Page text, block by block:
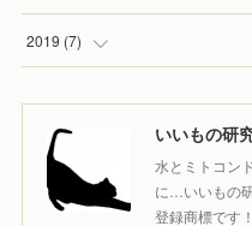
((
(1)
( )
5)
( )
1)
2019 (7)
いいもの研
水とミトコン
に…いいもの
登録商標です